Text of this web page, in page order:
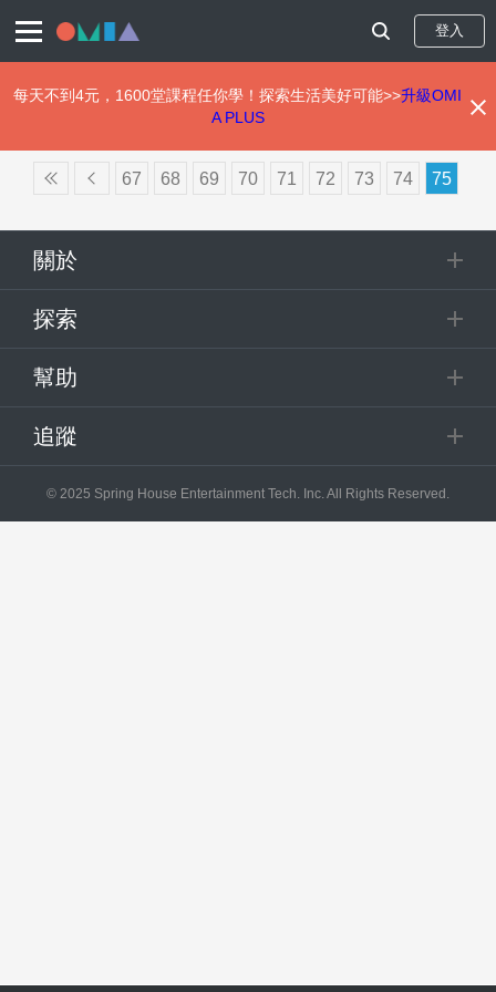
容
登入
每天不到4元，1600堂課程任你學！探索生活美好可能>>升級OMI
A PLUS
67 68 69 70 71 72 73 74 75
關於
探索
幫助
追蹤
© 2025 Spring House Entertainment Tech. Inc. All Rights Reserved.